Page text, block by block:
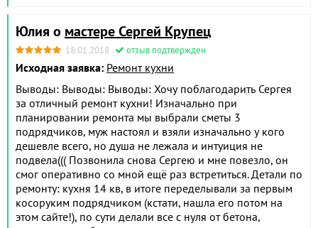
Юлия о мастере Сергей Крупец
18.01.2018 отзыв подтвержден
Исходная заявка: Ремонт кухни
Выводы: Выводы: Выводы: Хочу поблагодарить Сергея
за отличный ремонт кухни! Изначально при
планировании ремонта мы выбрали сметы 3
подрядчиков, муж настоял и взяли изначально у кого
дешевле всего, но душа не лежала и интуиция не
подвела((( Позвонила снова Сергею и мне повезло, он
смог оперативно со мной ещё раз встретиться. Детали по
ремонту: кухня 14 кв, в итоге переделывали за первым
косоруким подрядчиком (кстати, нашла его потом на
этом сайте!), по сути делали все с нуля от бетона,